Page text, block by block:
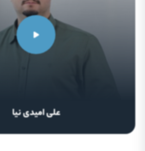
علی امیدی نیا